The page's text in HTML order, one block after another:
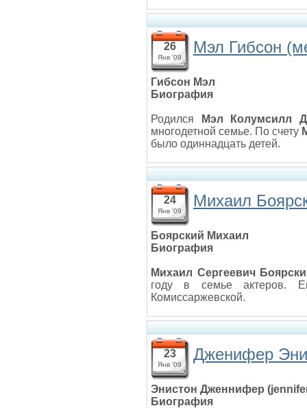
26
Янв '09
Мэл Гибсон
Гибсон Мэл
Биография
Родился
Мэл Колумсилл
многодетной семье. По счету
было одиннадцать детей.
24
Янв '09
Михаил
Боярский Михаил
Биография
Михаил Сергеевич
году в семье актеров.
Комиссаржевской.
23
Янв '09
Дженифер
Энистон Дженнифер
Биография